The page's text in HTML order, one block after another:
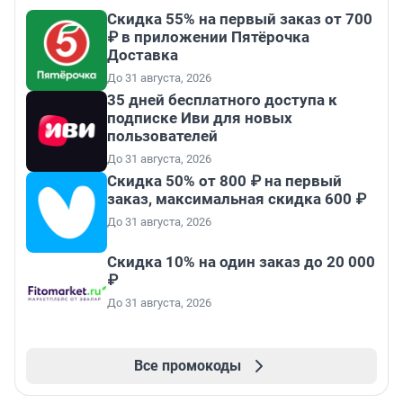
Скидка 55% на первый заказ от 700
₽ в приложении Пятёрочка
Доставка
До 31 августа, 2026
35 дней бесплатного доступа к
подписке Иви для новых
пользователей
До 31 августа, 2026
Скидка 50% от 800 ₽ на первый
заказ, максимальная скидка 600 ₽
До 31 августа, 2026
Скидка 10% на один заказ до 20 000
₽
До 31 августа, 2026
Все промокоды